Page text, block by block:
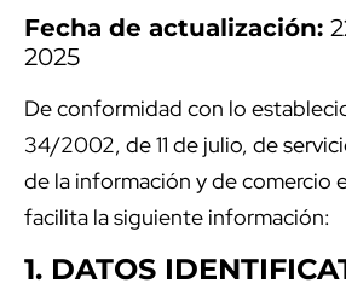
Fecha de actualización:
2025
De conformidad con lo
34/2002, de 11 de julio, de
de la información y de comercio
facilita la siguiente información:
1. DATOS